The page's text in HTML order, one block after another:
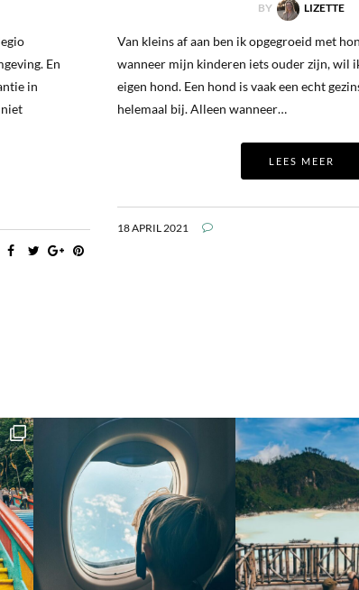
En
in
BY LIZETTE
Van kleins af aan ben ik opgegroeid met
wanneer mijn kinderen iets ouder zijn, wil
eigen hond. Een hond is vaak een echt
helemaal bij. Alleen wanneer…
LEES MEER
18 APRIL 2021